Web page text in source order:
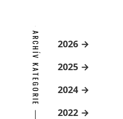
ARCHÍV KATEGORIE 2026
2025
2024
2022